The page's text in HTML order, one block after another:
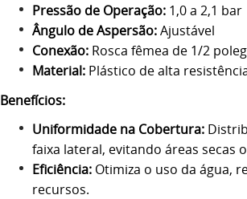
Pressão de Operação: 1,0 a 2,1 bar
Ângulo de Aspersão:Ajustável
Conexão: Rosca fêmea de 1/2
Material: Plástico de alta
Benefícios:
Uniformidade na Cobertura:
faixa lateral, evitando áreas secas
Eficiência: Otimiza o uso da água,
recursos.